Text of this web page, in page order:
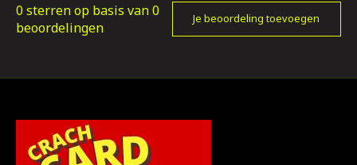
0 sterren op basis van0
beoordelingen
Je beoordeling toevoegen